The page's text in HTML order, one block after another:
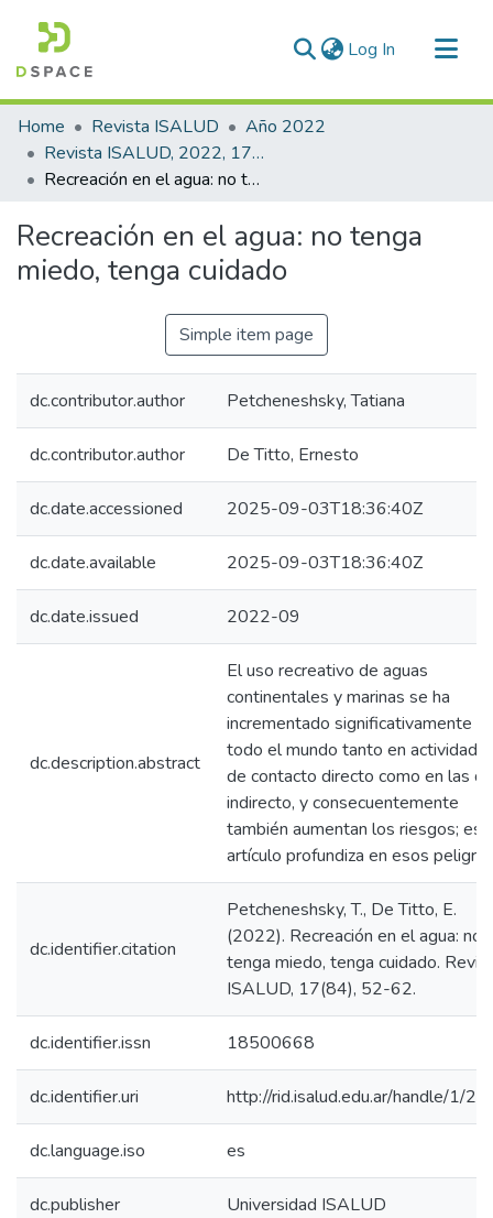
Log In (current)
Communities & Collections
All of DSpace
Statistics
Home Revista ISALUD
Año 2022
Revista ISALUD, 2022, 17(84)
Recreación en el agua: no tenga miedo, tenga cuidado
Recreación en el agua: no tenga
miedo, tenga cuidado
Simple item page
dc.contributor.author Petcheneshsky, Tatiana
dc.contributor.author De Titto, Ernesto
dc.date.accessioned 2025-09-03T18:36:40Z
dc.date.available 2025-09-03T18:36:40Z
dc.date.issued 2022-09
dc.description.abstract
El uso recreativo de aguas
continentales y marinas se ha
incrementado significativamente
todo el mundo tanto en
de contacto directo como en las de
indirecto, y consecuentemente
también aumentan los riesgos;
artículo profundiza en esos
dc.identifier.citation
Petcheneshsky, T., De Titto, E.
(2022). Recreación en el agua: no
tenga miedo, tenga cuidado.
ISALUD, 17(84), 52-62.
dc.identifier.issn 18500668
dc.identifier.uri http://rid.isalud.edu.ar/handle/1/
dc.language.iso es
dc.publisher Universidad ISALUD